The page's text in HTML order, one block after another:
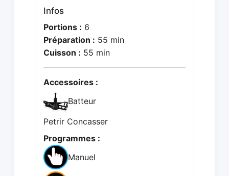
Infos
Portions : 6
Préparation : 55 min
Cuisson : 55 min
Accessoires :
Batteur
Petrir Concasser
Programmes :
Manuel